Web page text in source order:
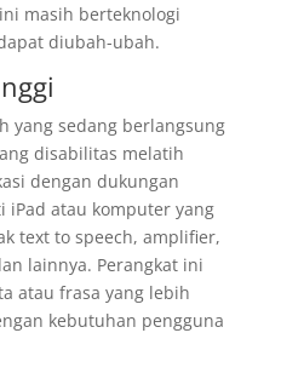
masih berteknologi
diubah-ubah.
yang sedang berlangsung
disabilitas melatih
dengan dukungan
iPad atau komputer yang
text to speech, amplifier,
lainnya. Perangkat ini
atau frasa yang lebih
kebutuhan pengguna